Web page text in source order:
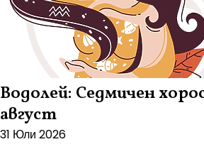
Водолей: Седмичен
август
31 Юли 2026